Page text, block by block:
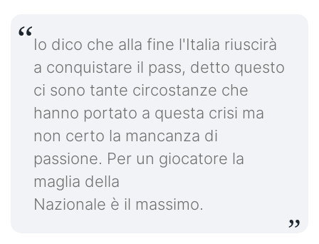
Io dico che alla fine l'Italia riuscirà
a conquistare il pass, detto questo
ci sono tante circostanze che
hanno portato a questa crisi ma
non certo la mancanza di
passione. Per un giocatore la
maglia della
Nazionale è il massimo.